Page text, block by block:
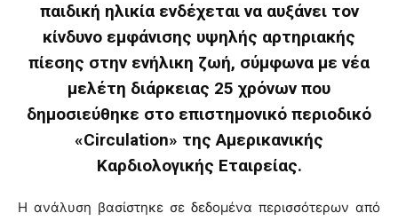
παιδική ηλικία ενδέχεται να αυξάνει τον
κίνδυνο εμφάνισης υψηλής αρτηριακής
πίεσης στην ενήλικη ζωή, σύμφωνα με νέα
μελέτη διάρκειας 25 χρόνων που
δημοσιεύθηκε στο επιστημονικό περιοδικό
«Circulation» της Αμερικανικής
Καρδιολογικής Εταιρείας.
Η ανάλυση βασίστηκε σε δεδομένα περισσότερων από